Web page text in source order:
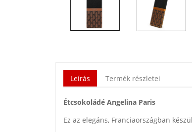
Leírás Termék részletei
Étcsokoládé Angelina Paris
Ez az elegáns, Franciaországban